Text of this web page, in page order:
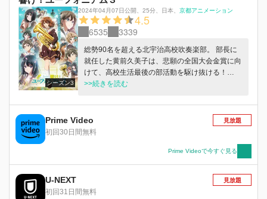
シーズン3
2024年04月07日公開 25分 日本 京都アニメーション
4.5
6535 3339
総勢90名を超える北宇治高校吹奏楽部。 部長に
就任した黄前久美子は、悲願の全国大会金賞に向
けて、高校生活最後の部活動を駆け抜ける！
2024年春――そして、次の曲が始まるのです！
>>続きを読む
Prime Video
初回30日間無料
見放題
Prime Videoで今すぐ見る
U-NEXT
初回31日間無料
見放題